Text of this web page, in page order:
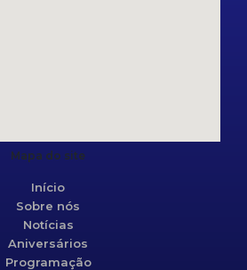
Mapa do site
Início
Sobre nós
Notícias
Aniversários
Programação